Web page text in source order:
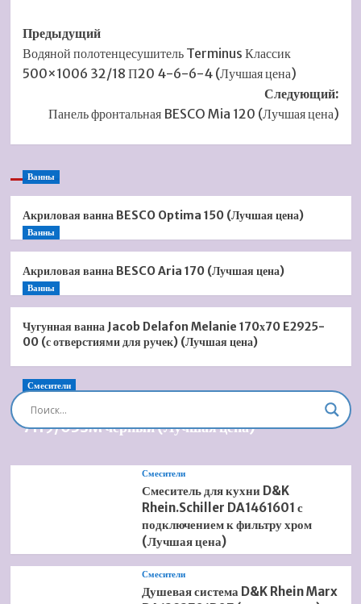
Навигация
записи
Предыдущий
Водяной полотенцесушитель Terminus Классик
500×1006 32/18 П20 4-6-6-4 (Лучшая цена)
Следующий:
Панель фронтальная BESCO Mia 120 (Лучшая цена)
Ванны
Акриловая ванна BESCO Optima 150 (Лучшая цена)
Ванны
Акриловая ванна BESCO Aria 170 (Лучшая цена)
Ванны
Чугунная ванна Jacob Delafon Melanie 170х70 E2925-
00 (с отверстиями для ручек) (Лучшая цена)
Смесители
Душевая система встроенная Timo Briana SX-
7119/03SM черный (Лучшая цена)
Смесители
Смеситель для кухни D&K
Rhein.Schiller DA1461601 с
подключением к фильтру хром
(Лучшая цена)
Смесители
Душевая система D&K Rhein Marx